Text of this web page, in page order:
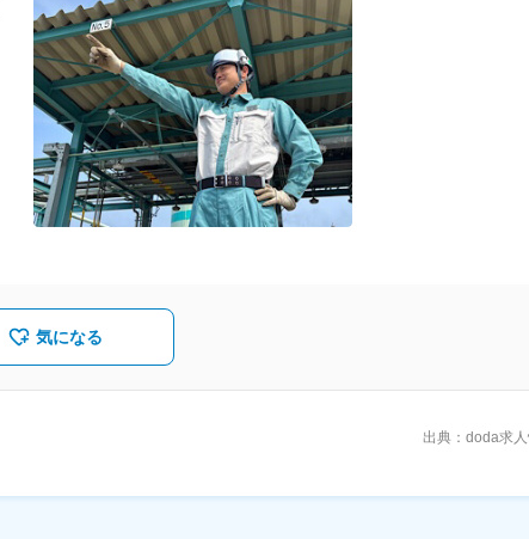
知識や経験はありません。まずは設備のチェックやモニター監視など、シ
ンプルな業務からスタート。3年をかけた育成体制のもと、一人ひとりの習
熟度に合わせて丁寧にサポートします。イチから専門知識を身につけ、着
実に成長できる環境です◎【POINT2：家族が増えても安心◎長く働きやす
い環境】勤務時間は7：30～16：30。残業時間は月15h程度と少なく、平
日の夕方以降は自分や家族との時間を確保できます。有休取得100％で子ど
もの行事などにも柔軟に対応可能◎住宅手当、家族手当、宿直手当など手
当多数！将来を見据えて腰を据えて働ける環境で、新たなスタートを切り
ませんか？
気になる
出典：doda求